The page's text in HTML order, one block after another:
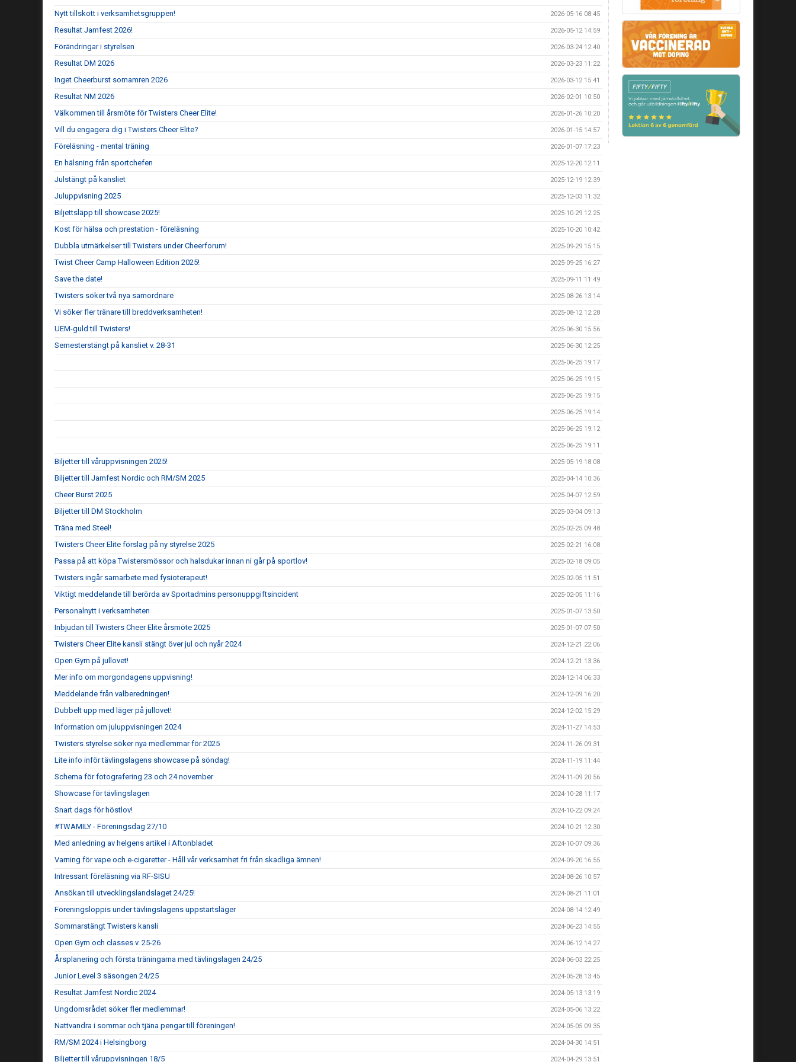
Nytt tillskott i verksamhetsgruppen! 2026-05-16 08:45
Resultat Jamfest 2026! 2026-05-12 14:59
Förändringar i styrelsen 2026-03-24 12:40
Resultat DM 2026 2026-03-23 11:22
Inget Cheerburst somamren 2026 2026-03-12 15:41
Resultat NM 2026 2026-02-01 10:50
Välkommen till årsmöte för Twisters Cheer Elite! 2026-01-26 10:20
Vill du engagera dig i Twisters Cheer Elite? 2026-01-15 14:57
Föreläsning - mental träning 2026-01-07 17:23
En hälsning från sportchefen 2025-12-20 12:11
Julstängt på kansliet 2025-12-19 12:39
Juluppvisning 2025 2025-12-03 11:32
Biljettsläpp till showcase 2025! 2025-10-29 12:25
Kost för hälsa och prestation - föreläsning 2025-10-20 10:42
Dubbla utmärkelser till Twisters under Cheerforum! 2025-09-29 15:15
Twist Cheer Camp Halloween Edition 2025! 2025-09-25 16:27
Save the date! 2025-09-11 11:49
Twisters söker två nya samordnare 2025-08-26 13:14
Vi söker fler tränare till breddverksamheten! 2025-08-12 12:28
UEM-guld till Twisters! 2025-06-30 15:56
Semesterstängt på kansliet v. 28-31 2025-06-30 12:25
2025-06-25 19:17
2025-06-25 19:15
2025-06-25 19:15
2025-06-25 19:14
2025-06-25 19:12
2025-06-25 19:11
Biljetter till våruppvisningen 2025! 2025-05-19 18:08
Biljetter till Jamfest Nordic och RM/SM 2025 2025-04-14 10:36
Cheer Burst 2025 2025-04-07 12:59
Biljetter till DM Stockholm 2025-03-04 09:13
Träna med Steel! 2025-02-25 09:48
Twisters Cheer Elite förslag på ny styrelse 2025 2025-02-21 16:08
Passa på att köpa Twistersmössor och halsdukar innan ni går på sportlov! 2025-02-18 09:05
Twisters ingår samarbete med fysioterapeut! 2025-02-05 11:51
Viktigt meddelande till berörda av Sportadmins personuppgiftsincident 2025-02-05 11:16
Personalnytt i verksamheten 2025-01-07 13:50
Inbjudan till Twisters Cheer Elite årsmöte 2025 2025-01-07 07:50
Twisters Cheer Elite kansli stängt över jul och nyår 2024 2024-12-21 22:06
Open Gym på jullovet! 2024-12-21 13:36
Mer info om morgondagens uppvisning! 2024-12-14 06:33
Meddelande från valberedningen! 2024-12-09 16:20
Dubbelt upp med läger på jullovet! 2024-12-02 15:29
Information om juluppvisningen 2024 2024-11-27 14:53
Twisters styrelse söker nya medlemmar för 2025 2024-11-26 09:31
Lite info inför tävlingslagens showcase på söndag! 2024-11-19 11:44
Schema för fotografering 23 och 24 november 2024-11-09 20:56
Showcase för tävlingslagen 2024-10-28 11:17
Snart dags för höstlov! 2024-10-22 09:24
#TWAMILY - Föreningsdag 27/10 2024-10-21 12:30
Med anledning av helgens artikel i Aftonbladet 2024-10-07 09:36
Varning för vape och e-cigaretter - Håll vår verksamhet fri från skadliga ämnen! 2024-09-20 16:55
Intressant föreläsning via RF-SISU 2024-08-26 10:57
Ansökan till utvecklingslandslaget 24/25! 2024-08-21 11:01
Föreningsloppis under tävlingslagens uppstartsläger 2024-08-14 12:49
Sommarstängt Twisters kansli 2024-06-23 14:55
Open Gym och classes v. 25-26 2024-06-12 14:27
Årsplanering och första träningarna med tävlingslagen 24/25 2024-06-03 22:25
Junior Level 3 säsongen 24/25 2024-05-28 13:45
Resultat Jamfest Nordic 2024 2024-05-13 13:19
Ungdomsrådet söker fler medlemmar! 2024-05-06 13:22
Nattvandra i sommar och tjäna pengar till föreningen! 2024-05-05 09:35
RM/SM 2024 i Helsingborg 2024-04-30 14:51
Biljetter till våruppvisningen 18/5 2024-04-29 13:51